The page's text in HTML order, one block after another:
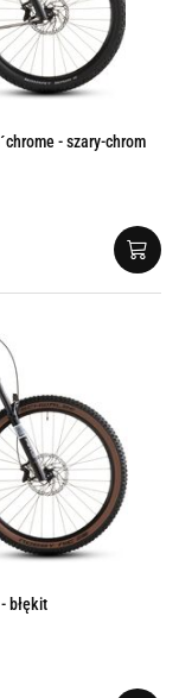
- szary-chrom
błękit